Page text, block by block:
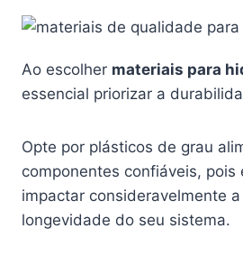
Ao escolher materiais para
essencial priorizar a
Opte por plásticos de grau
componentes confiáveis, pois
impactar consideravelmente
longevidade do seu sistema.